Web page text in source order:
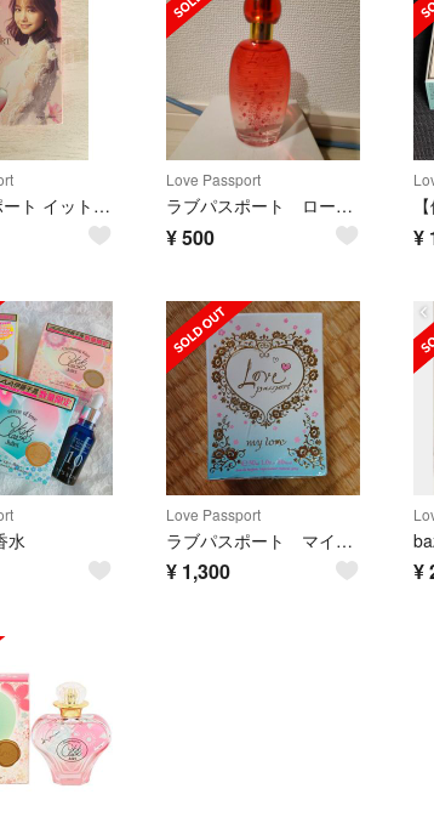
ラブパスポート イット フラワリー オードパルファム(40ml)
Love Passport
ラブパスポート ロージースカイ 廃盤 香水
¥500 ¥
水
Love Passport
ラブパスポート マイラブ
¥ 1,300 ¥